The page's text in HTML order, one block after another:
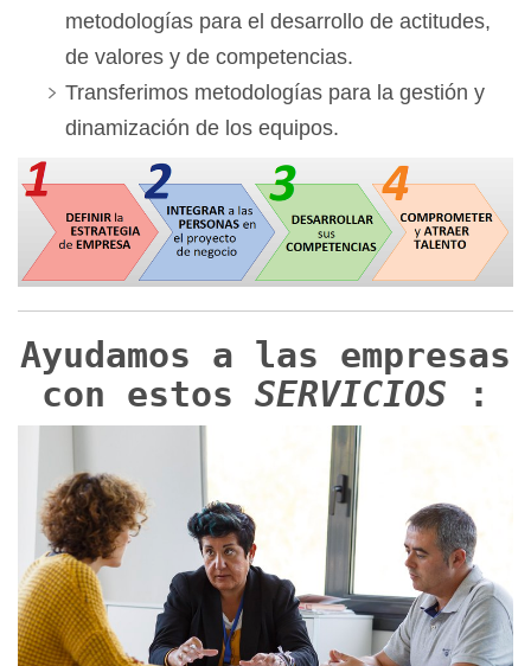
metodologías para el desarrollo de actitudes,
de valores y de competencias.
Transferimos metodologías para la gestión y
dinamización de los equipos.
Ayudamos a las empresas
con estos SERVICIOS :